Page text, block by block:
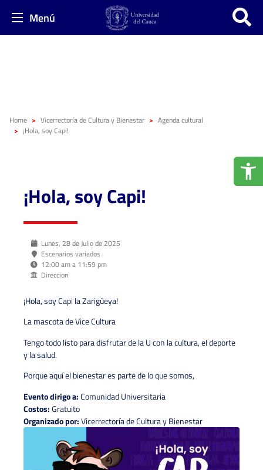
Menú
Home Vicerrectoría de Cultura y Bienestar
Agenda cultural
¡Hola, soy Capi!
¡Hola, soy Capi!
Lunes, 28 de Julio de 2025
Escenarios variados
12:00 am a 11:59 pm
Direccion
¡Hola, soy Capi la Zarigüeya!
La mascota de Vice Cultura
Tengo todo listo para disfrutar de la U con la cultura, el deporte
y la salud.
Porque aquí el bienestar es parte de lo que somos,
Evento dirigo a:Comunidad Universitaria
Costos:Gratuito
Organizado por:Vicerrectoría de Cultura y Bienestar